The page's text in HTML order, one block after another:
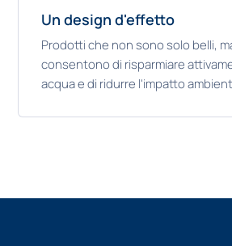
Un design d'effetto
Prodotti che non sono solo belli,
consentono di risparmiare
acqua e di ridurre l'impatto